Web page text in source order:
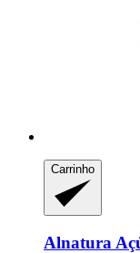
Carrinho
Alnatura